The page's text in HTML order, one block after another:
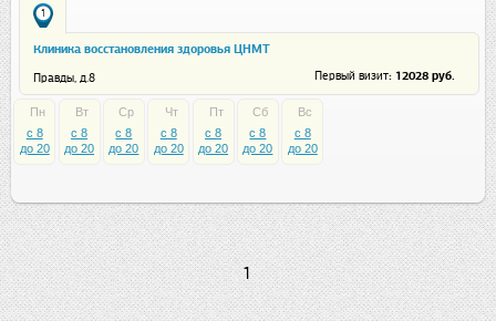
1
Клиника восстановления здоровья ЦНМТ
Правды, д.8 Первый визит: 12028 руб.
Пн
c 8
до 20
Вт
c 8
до 20
Ср
c 8
до 20
Чт
c 8
до 20
Пт
c 8
до 20
Сб
c 8
до 20
Вс
c 8
до 20
1